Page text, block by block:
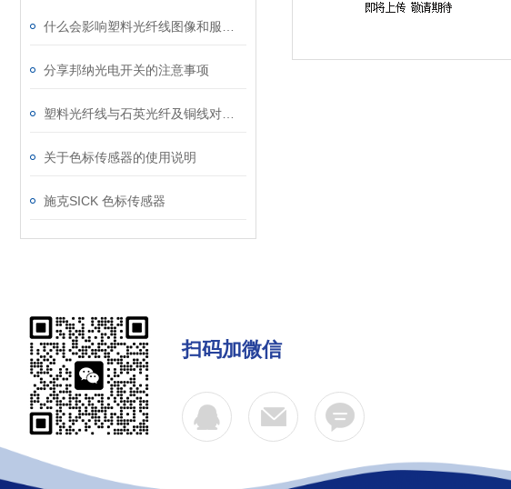
分享邦纳光电开关的注意事项
关于色标传感器的使用说明
施克SICK 色标传感器
扫码加微信